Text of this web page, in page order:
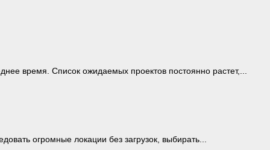
время. Список ожидаемых проектов постоянно растет,...
огромные локации без загрузок, выбирать...